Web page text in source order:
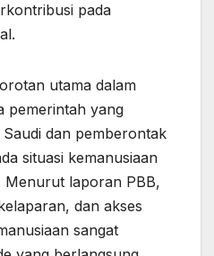
pada
utama dalam
pemerintah yang
dan pemberontak
situasi kemanusiaan
laporan PBB,
dan akses
sangat